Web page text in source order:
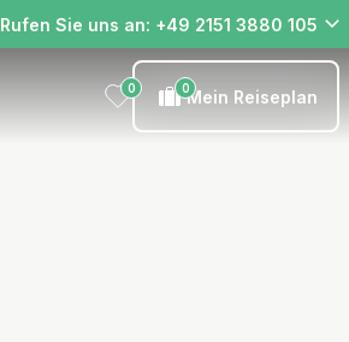
Rufen Sie uns an: +49 2151 3880 105
0 0Mein Reiseplan